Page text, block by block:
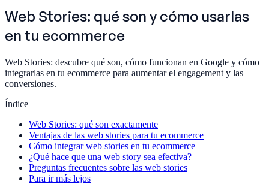
Web Stories: qué son y cómo usarlas
en tu ecommerce
Web Stories: descubre qué son, cómo funcionan en Google y cómo
integrarlas en tu ecommerce para aumentar el engagement y las
conversiones.
Índice
Web Stories: qué son exactamente
Ventajas de las web stories para tu ecommerce
Cómo integrar web stories en tu ecommerce
¿Qué hace que una web story sea efectiva?
Preguntas frecuentes sobre las web stories
Para ir más lejos